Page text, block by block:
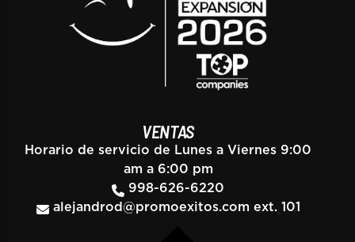
VENTAS
Horario de servicio de Lunes a Viernes 9:00
am a 6:00 pm
998-626-6220
alejandrod@promoexitos.com ext. 101